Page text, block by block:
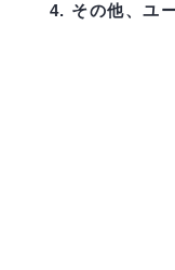
その他、ユ